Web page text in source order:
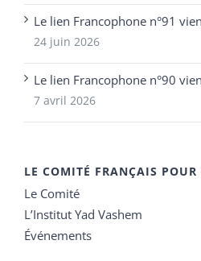
Le lien Francophone n°91
24 juin 2026
Le lien Francophone n°90
7 avril 2026
LE COMITÉ FRANÇAIS
Le Comité
L’Institut Yad Vashem
Événements